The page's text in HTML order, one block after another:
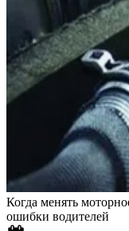
Когда менять
ошибки водителей